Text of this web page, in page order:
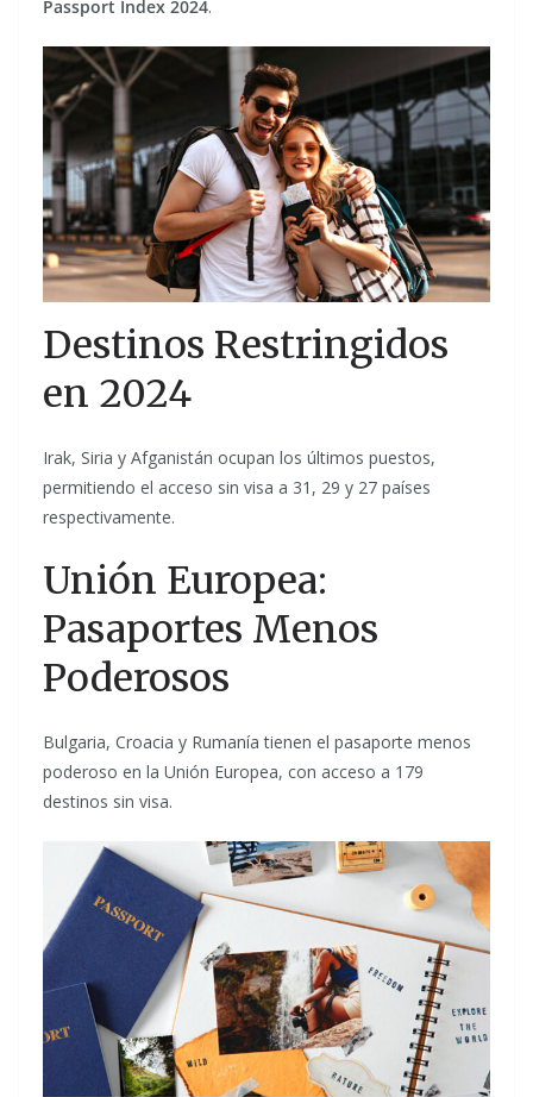
Passport Index 2024.
Destinos Restringidos
en 2024
Irak, Siria y Afganistán ocupan los últimos puestos,
permitiendo el acceso sin visa a 31, 29 y 27 países
respectivamente.
Unión Europea:
Pasaportes Menos
Poderosos
Bulgaria, Croacia y Rumanía tienen el pasaporte menos
poderoso en la Unión Europea, con acceso a 179
destinos sin visa.